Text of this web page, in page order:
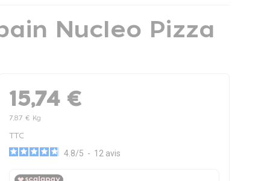
Nucleo Pizza
15,74 €
7,87 € Kg
TTC
4.8/5 - 12 avis